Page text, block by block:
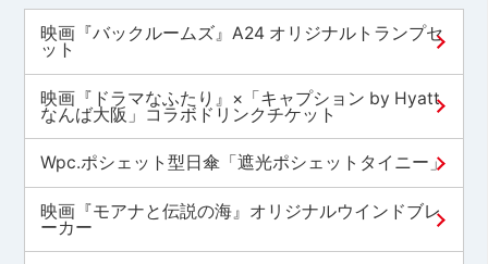
映画『バックルームズ』A24 オリジナルトランプセ
ット
映画『ドラマなふたり』×「キャプション by Hyatt
なんば大阪」コラボドリンクチケット
Wpc.ポシェット型日傘「遮光ポシェットタイニー」
映画『モアナと伝説の海』オリジナルウインドブレ
ーカー